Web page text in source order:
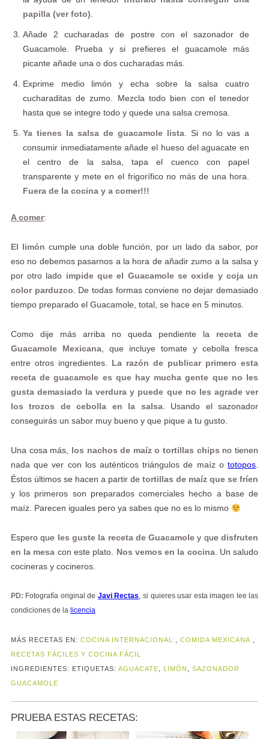
papilla (ver foto)
Añade 2 cucharadas de postre con el sazonador de
Guacamole. Prueba y si prefieres el guacamole más
picante añade una o dos cucharadas más.
Exprime medio limón y echa sobre la salsa cuatro
cucharaditas de zumo. Mezcla todo bien con el tenedor
hasta que se integre todo y quede una salsa cremosa.
Ya tienes la salsa de guacamole lista . Si no lo vas a
consumir inmediatamente añade el hueso del aguacate en
el centro de la salsa, tapa el cuenco con papel
transparente y mete en el frigorífico no más de una hora.
Fuera de la cocina y a comer!!!
A comer:
El limón cumple una doble función, por un lado da sabor, por
eso no debemos pasarnos a la hora de añadir zumo a la salsa y
por otro lado impide que el Guacamole se oxide y coja un
color parduzco . De todas formas conviene no dejar demasiado
tiempo preparado el Guacamole, total, se hace en 5 minutos.
Como dije más arriba no queda pendiente la receta de
Guacamole Mexicana, que incluye tomate y cebolla fresca
entre otros ingredientes. La razón de publicar primero esta
receta de guacamole es que hay mucha gente que no les
gusta demasiado la verdura y puede que no les agrade ver
los trozos de cebolla en la salsa. Usando el sazonador
conseguirás un sabor muy bueno y que pique a tu gusto.
Una cosa más, los nachos de maíz o tortillas chips no tienen
nada que ver con los auténticos triángulos de maíz ototopos
Éstos últimos se hacen a partir detortillas de maíz que se fríen
y los primeros son preparados comerciales hecho a base de
maíz. Parecen iguales pero ya sabes que no es lo mismo
Espero que les guste la receta de Guacamole y quedisfruten
en la mesa con este plato. Nos vemos en la cocina. Un saludo
cocineras y cocineros.
PD: Fotografía original de Javi Rectas
, si quieres usar esta imagen lee las
condiciones de la licencia
MÁS RECETAS EN: COCINA INTERNACIONAL COMIDA MEXICANA
RECETAS FÁCILES Y COCINA FÁCIL
INGREDIENTES: ETIQUETAS: AGUACATE LIMÓN
SAZONADOR
GUACAMOLE
PRUEBA ESTAS RECETAS: